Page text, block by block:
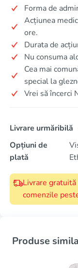
Forma de
Acțiunea
ore.
Durata de
Nu consuma
Cea mai
special la
Vrei să încerci
Livrare urmăribilă
Opțiuni de
plată
Livrare
comenzile
Produse